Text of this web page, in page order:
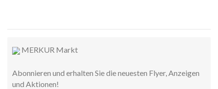
MERKUR Markt
Abonnieren und erhalten Sie die neuesten Flyer, Anzeigen
und Aktionen!